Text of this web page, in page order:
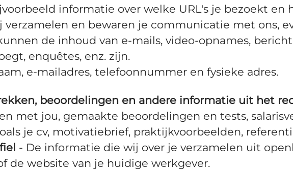
informatie over welke URL's je bezoekt en
en bewaren je communicatie met ons,
de inhoud van e-mails, video-opnames,
enquêtes, enz. zijn.
e-mailadres, telefoonnummer en fysieke adres.
beoordelingen en andere informatie uit het
met jou, gemaakte beoordelingen en tests,
je cv, motivatiebrief, praktijkvoorbeelden,
- De informatie die wij over je verzamelen uit
de website van je huidige werkgever.